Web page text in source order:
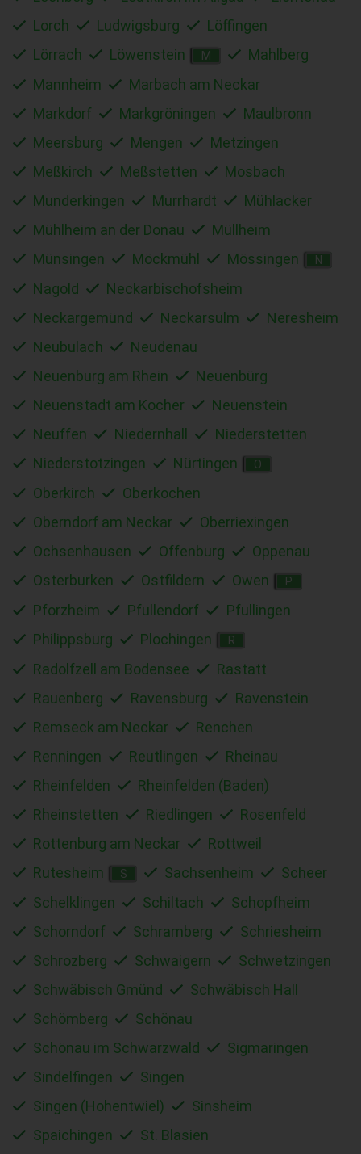
Lorch
Ludwigsburg
Löffingen
Lörrach
Löwenstein M
Mahlberg
Mannheim
Marbach am Neckar
Markdorf
Markgröningen
Maulbronn
Meersburg
Mengen
Metzingen
Meßkirch
Meßstetten
Mosbach
Munderkingen
Murrhardt
Mühlacker
Mühlheim an der Donau
Müllheim
Münsingen
Möckmühl Mössingen N
Nagold
Neckarbischofsheim
Neckargemünd
Neckarsulm
Neresheim
Neubulach
Neudenau
Neuenburg am Rhein
Neuenbürg
Neuenstadt am Kocher
Neuenstein
Neuffen
Niedernhall
Niederstetten
Niederstotzingen
Nürtingen O
Oberkirch
Oberkochen
Oberndorf am Neckar
Oberriexingen
Ochsenhausen
Offenburg
Oppenau
Osterburken
Ostfildern Owen P
Pforzheim Pfullendorf
Pfullingen
Philippsburg
Plochingen R
Radolfzell am Bodensee
Rastatt
Rauenberg
Ravensburg
Ravenstein
Remseck am Neckar
Renchen
Renningen
Reutlingen
Rheinau
Rheinfelden
Rheinfelden (Baden)
Rheinstetten
Riedlingen
Rosenfeld
Rottenburg am Neckar
Rottweil
Rutesheim
S Sachsenheim
Scheer
Schelklingen
Schiltach
Schopfheim
Schorndorf
Schramberg
Schriesheim
Schrozberg
Schwaigern
Schwetzingen
Schwäbisch Gmünd
Schwäbisch Hall
Schömberg
Schönau
Schönau im Schwarzwald
Sigmaringen
Sindelfingen
Singen
Singen (Hohentwiel)
Sinsheim
Spaichingen
St. Blasien